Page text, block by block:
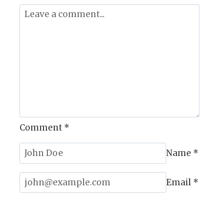
스
계
시
키
방
Comment *
Name *
Email *